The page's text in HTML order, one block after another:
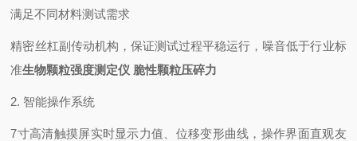
满足不同材料测试需求
精密丝杠副传动机构，保证测试过程平稳运行，噪音低于行业标
准生物颗粒强度测定仪 脆性颗粒压碎力
2. 智能操作系统
7寸高清触摸屏实时显示力值、位移变形曲线，操作界面直观友